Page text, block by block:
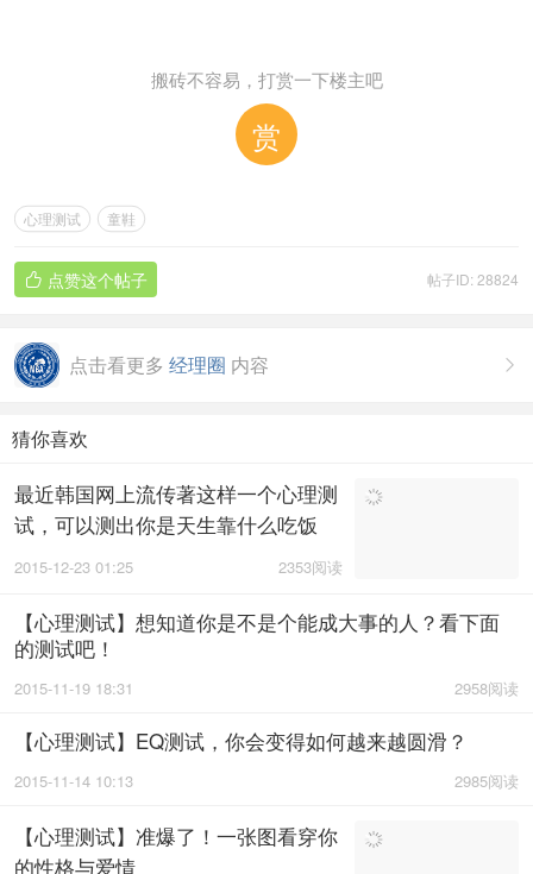
搬砖不容易，打赏一下楼主吧
赏
心理测试 童鞋
帖子ID: 28824
 点赞这个帖子

点击看更多 经理圈 内容
猜你喜欢
最近韩国网上流传著这样一个心理测
试，可以测出你是天生靠什么吃饭
的，很准哦~快来...
2353阅读
2015-12-23 01:25
【心理测试】想知道你是不是个能成大事的人？看下面
的测试吧！
2958阅读
2015-11-19 18:31
【心理测试】EQ测试，你会变得如何越来越圆滑？
2985阅读
2015-11-14 10:13
【心理测试】准爆了！一张图看穿你
的性格与爱情